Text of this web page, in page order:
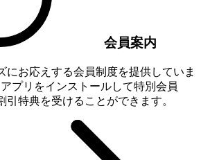
会員案内
にお応えする会員制度を提供していま
プリをインストールして特別会員
引特典を受けることができます。